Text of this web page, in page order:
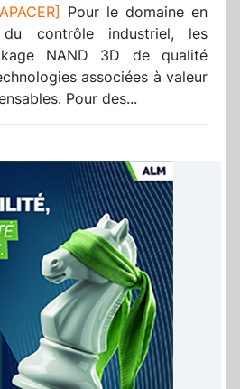
Pour le domaine en
contrôle industriel, les
NAND 3D de qualité
associées à valeur
Pour des...